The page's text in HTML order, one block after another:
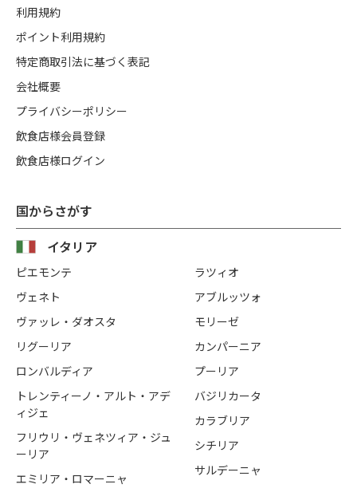
国からさがす
イタリア
ピエモンテ
ヴェネト
ヴァッレ・ダオスタ
リグーリア
ロンバルディア
トレンティーノ・アルト・アデ
ィジェ
フリウリ・ヴェネツィア・ジュ
ーリア
エミリア・ロマーニャ
ラツィオ
アブルッツォ
モリーゼ
カンパーニア
プーリア
バジリカータ
カラブリア
シチリア
サルデーニャ
利用規約
ポイント利用規約
特定商取引法に基づく表記
会社概要
プライバシーポリシー
飲食店様会員登録
飲食店様ログイン